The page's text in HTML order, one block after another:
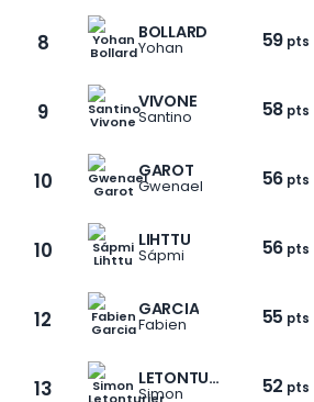
8 BOLLARD
Yohan 59 pts
9 VIVONE
Santino 58 pts
10 GAROT
Gwenael 56 pts
10 LIHTTU
Sápmi 56 pts
12 GARCIA
Fabien 55 pts
13 LETONTURIER
Simon 52 pts